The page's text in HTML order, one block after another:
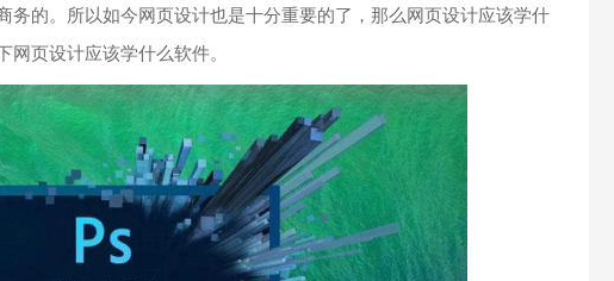
务的。所以如今网页设计也是十分重要的了，那么网页设计应该学什
页设计应该学什么软件。